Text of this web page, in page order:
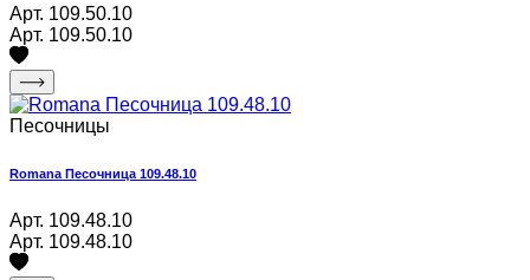
Арт. 109.50.10
Арт. 109.50.10
Песочницы
Romana Песочница 109.48.10
Арт. 109.48.10
Арт. 109.48.10